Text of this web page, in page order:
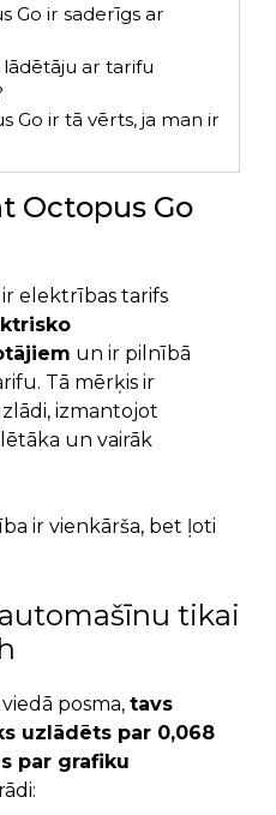
Go ir saderīgs ar
lādētāju ar tarifu
Go ir tā vērts, ja man ir
Octopus Go
elektrības tarifs
un ir pilnībā
Tā mērķis ir
izmantojot
un vairāk
ir vienkārša, bet ļoti
tikai
posma, tavs
uzlādēts par 0,068
par grafiku